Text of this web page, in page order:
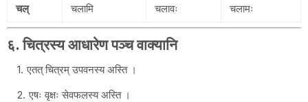
चल् चलामि चलावः चलामः
६. चित्रस्य आधारेण पञ्च वाक्यानि
एतत् चित्रम् उपवनस्य अस्ति ।
एषः वृक्षः सेवफलस्य अस्ति ।